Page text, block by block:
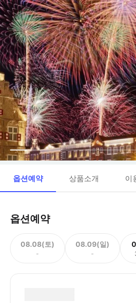
옵션예약 상품소개 이
옵션예약
08.08(토)
-
08.09(일)
-